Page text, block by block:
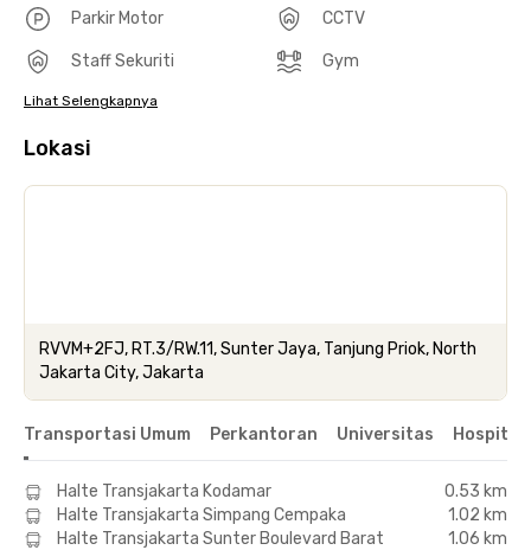
Parkir Motor CCTV
Staff Sekuriti Gym
Lihat Selengkapnya
Lokasi
RVVM+2FJ, RT.3/RW.11, Sunter Jaya, Tanjung Priok, North
Jakarta City, Jakarta
Transportasi Umum Perkantoran Universitas Hospital
Halte Transjakarta Kodamar
0.53 km
Halte Transjakarta Simpang Cempaka
1.02 km
Halte Transjakarta Sunter Boulevard Barat
1.06 km